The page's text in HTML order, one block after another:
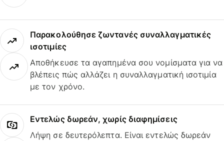
Παρακολούθησε ζωντανές συναλλαγματικές
ισοτιμίες
Αποθήκευσε τα αγαπημένα σου νομίσματα για να
βλέπεις πώς αλλάζει η συναλλαγματική ισοτιμία
με τον χρόνο.
Εντελώς δωρεάν, χωρίς διαφημίσεις
Λήψη σε δευτερόλεπτα. Είναι εντελώς δωρεάν